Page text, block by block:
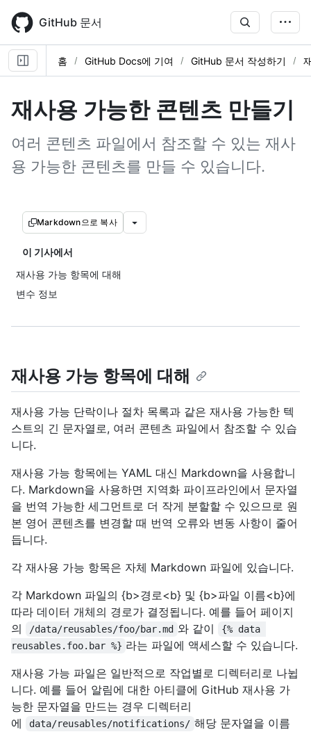
main
content
GitHub 문서
홈 GitHub Docs에 기여 GitHub 문서 작성하기
재사용 가능한 콘텐츠 만들기
여러 콘텐츠 파일에서 참조할 수 있는 재사
용 가능한 콘텐츠를 만들 수 있습니다.
Markdown으로 복사
이 기사에서
재사용 가능 항목에 대해
변수 정보
재사용 가능 항목에 대해
재사용 가능 단락이나 절차 목록과 같은 재사용 가능한 텍
스트의 긴 문자열로, 여러 콘텐츠 파일에서 참조할 수 있습
니다.
재사용 가능 항목에는 YAML 대신 Markdown을 사용합니
다. Markdown을 사용하면 지역화 파이프라인에서 문자열
을 번역 가능한 세그먼트로 더 작게 분할할 수 있으므로 원
본 영어 콘텐츠를 변경할 때 번역 오류와 변동 사항이 줄어
듭니다.
각 재사용 가능 항목은 자체 Markdown 파일에 있습니다.
각 Markdown 파일의 {b>경로<b} 및 {b>파일 이름<b}에
따라 데이터 개체의 경로가 결정됩니다. 예를 들어 페이지
의
/data/reusables/foo/bar.md 와 같이
{% data
reusables.foo.bar %} 라는 파일에 액세스할 수 있습니다.
재사용 가능 파일은 일반적으로 작업별로 디렉터리로 나뉩
니다. 예를 들어 알림에 대한 아티클에 GitHub 재사용 가
능한 문자열을 만드는 경우 디렉터리
에
data/reusables/notifications/ 해당 문자열을 이름